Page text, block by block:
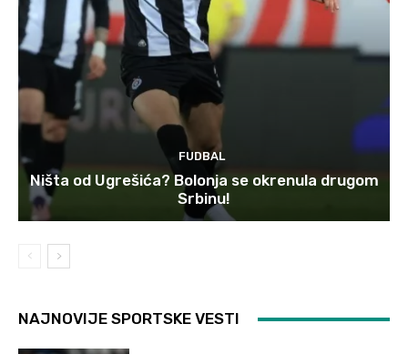
FUDBAL
Ništa od Ugrešića? Bolonja se okrenula drugom
Srbinu!
NAJNOVIJE SPORTSKE VESTI